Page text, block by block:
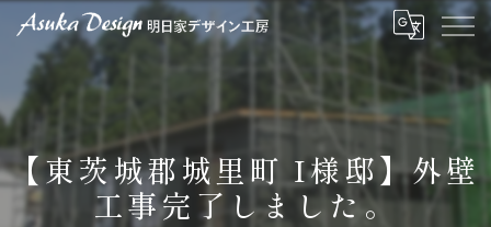
【東茨城郡城里町 I様邸】外壁
工事完了しました。